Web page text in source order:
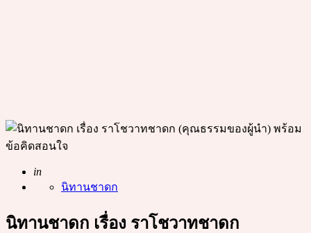
Posted
in
นิทานชาดก
นิทานชาดก เรื่อง ราโชวาทชาดก